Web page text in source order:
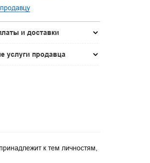
и доставки
услуги продавца
к тем личностям,